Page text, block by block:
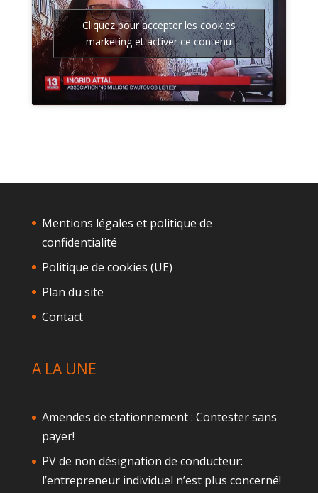
Cliquez pour accepter les cookies
marketing et activer ce contenu
Mentions légales et politique de
confidentialité
Politique de cookies (UE)
Plan du site
Contact
A LA UNE
Amendes de stationnement : Contester sans
payer!
PV de non désignation de conducteur:
l’entrepreneur individuel n’est plus concerné!